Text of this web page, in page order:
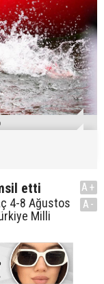
etti
4-8 Ağustos
Milli
A+
A-